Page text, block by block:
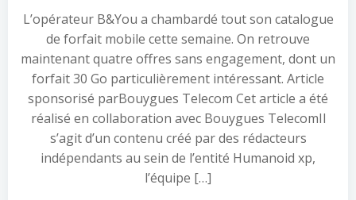
L’opérateur B&You a chambardé tout son catalogue
de forfait mobile cette semaine. On retrouve
maintenant quatre offres sans engagement, dont un
forfait 30 Go particulièrement intéressant. Article
sponsorisé parBouygues Telecom Cet article a été
réalisé en collaboration avec Bouygues TelecomIl
s’agit d’un contenu créé par des rédacteurs
indépendants au sein de l’entité Humanoid xp,
l’équipe […]